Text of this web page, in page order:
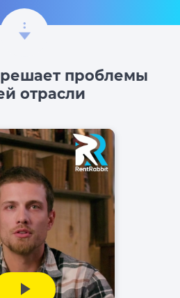
проблемы
отрасли